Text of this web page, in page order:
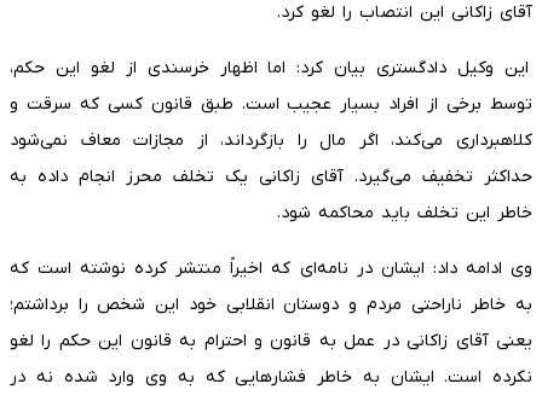
آقای زاکانی این انتصاب را لغو کرد.
این وکیل دادگستری بیان کرد: اما اظهار خرسندی از لغو این حکم،
توسط برخی از افراد بسیار عجیب است. طبق قانون کسی که سرقت و
کلاهبرداری می‌کند، اگر مال را بازگرداند، از مجازات معاف نمی‌‌شود
حداکثر تخفیف می‌گیرد. آقای زاکانی یک تخلف محرز انجام داده به
خاطر این تخلف باید محاکمه شود.
وی ادامه داد: ایشان در نامه‌ای که اخیراً منتشر کرده نوشته است که
به خاطر ناراحتی مردم و دوستان انقلابی خود این شخص را برداشتم؛
یعنی آقای زاکانی در عمل به قانون و احترام به قانون این حکم را لغو
نکرده است. ایشان به خاطر فشارهایی که به وی وارد شده نه در